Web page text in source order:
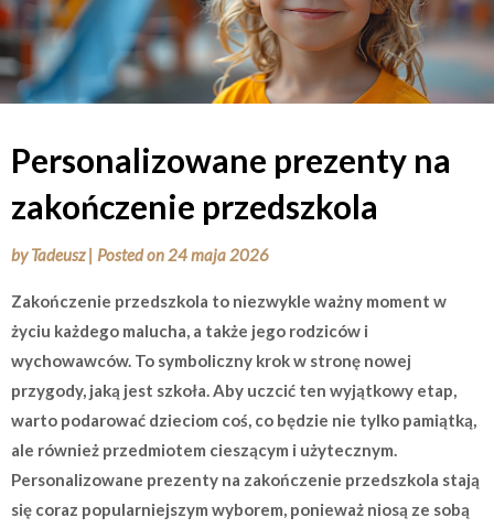
Personalizowane prezenty na
zakończenie przedszkola
byTadeusz | Posted on24 maja 2026
Zakończenie przedszkola to niezwykle ważny moment w
życiu każdego malucha, a także jego rodziców i
wychowawców. To symboliczny krok w stronę nowej
przygody, jaką jest szkoła. Aby uczcić ten wyjątkowy etap,
warto podarować dzieciom coś, co będzie nie tylko pamiątką,
ale również przedmiotem cieszącym i użytecznym.
Personalizowane prezenty na zakończenie przedszkola stają
się coraz popularniejszym wyborem, ponieważ niosą ze sobą